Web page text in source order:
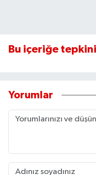
Bu içeriğe
Yorumlar